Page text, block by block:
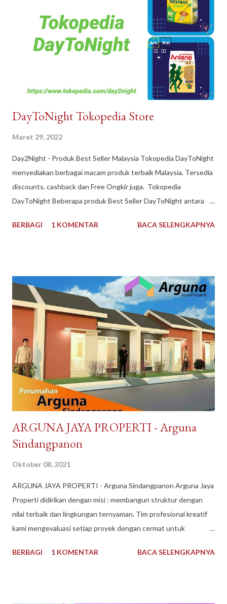
DayToNight Tokopedia Store
Maret 29, 2022
Day2Night - Produk Best Seller Malaysia Tokopedia DayToNight
menyediakan berbagai macam produk terbaik Malaysia. Tersedia
discounts, cashback dan Free Ongkir juga. Tokopedia
DayToNight Beberapa produk Best Seller DayToNight antara
Malaysia 1 kg, Maggi Kari Malaysia , Anlene Gold Malaysia.
pengiriman juga cepat, pengemasan aman, tersedia banyak
pilihan kurir pengiriman dan ada subsidi free ongkir. Melayani
pengiriman seluruh Indonesia. Pembayaran mudah bisa dengan
Gopay, Ovo, juga opsi transfer bank maupun melalui
convenience store seperti Indomaret dan Alfamart. Reputasi
toko juga terpercaya, banyak testimoni review bintang 5.
Pelayanan bagus, produk bagus. Recommended banget
DayToNight Tokopedia, Tarakan - Indonesia #daytonight #da...
BERBAGI 1 KOMENTAR BACA SELENGKAPNYA
​ARGUNA JAYA PROPERTI - Arguna
Sindangpanon
Oktober 08, 2021
​ARGUNA JAYA PROPERTI - Arguna Sindangpanon Arguna Jaya
Properti didirikan dengan misi : membangun struktur dengan
nilai terbaik dan lingkungan ternyaman. Tim profesional kreatif
kami mengevaluasi setiap proyek dengan cermat untuk
tahun kami telah dikenal sebagai Pengembang Real Estate
BERBAGI 1 KOMENTAR BACA SELENGKAPNYA